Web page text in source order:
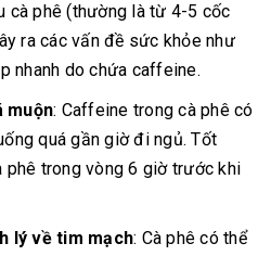
cà phê (thường là từ 4-5 cốc
ra các vấn đề sức khỏe như
nhanh do chứa caffeine.
muộn: Caffeine trong cà phê có
quá gần giờ đi ngủ. Tốt
phê trong vòng 6 giờ trước khi
lý về tim mạch: Cà phê có thể